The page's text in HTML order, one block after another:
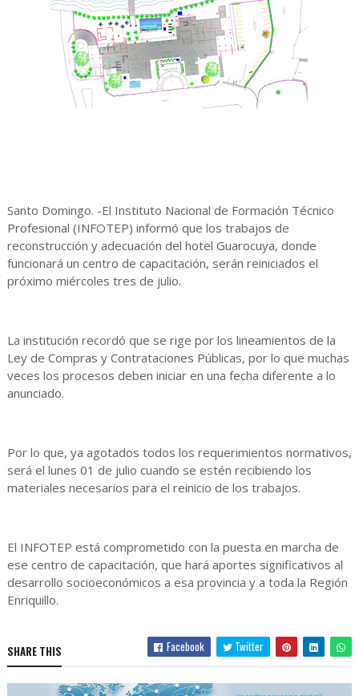
Santo Domingo. -El Instituto Nacional de Formación Técnico
Profesional (INFOTEP) informó que los trabajos de
reconstrucción y adecuación del hotel Guarocuya, donde
funcionará un centro de capacitación, serán reiniciados el
próximo miércoles tres de julio.
La institución recordó que se rige por los lineamientos de la
Ley de Compras y Contrataciones Públicas, por lo que muchas
veces los procesos deben iniciar en una fecha diferente a lo
anunciado.
Por lo que, ya agotados todos los requerimientos normativos,
será el lunes 01 de julio cuando se estén recibiendo los
materiales necesarios para el reinicio de los trabajos.
El INFOTEP está comprometido con la puesta en marcha de
ese centro de capacitación, que hará aportes significativos al
desarrollo socioeconómicos a esa provincia y a toda la Región
Enriquillo.
SHARE THIS Facebook Twitter